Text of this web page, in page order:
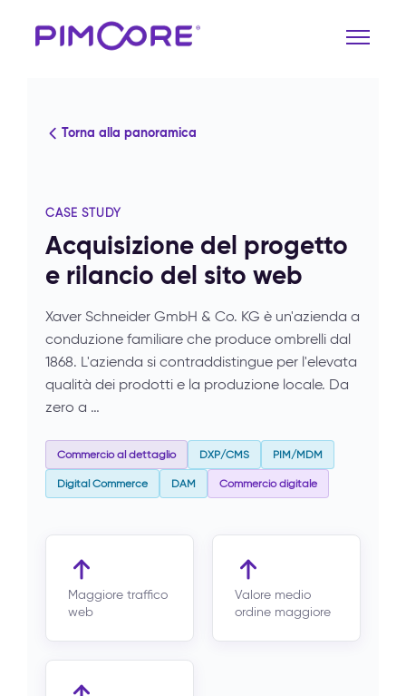
Torna alla panoramica
CASE STUDY
Acquisizione del progetto
e rilancio del sito web
Xaver Schneider GmbH & Co. KG è un'azienda a
conduzione familiare che produce ombrelli dal
1868. L'azienda si contraddistingue per l'elevata
qualità dei prodotti e la produzione locale. Da
zero a …
Commercio al dettaglio DXP/CMS PIM/MDM
Digital Commerce DAM Commercio digitale
Maggiore traffico
web
Valore medio
ordine maggiore